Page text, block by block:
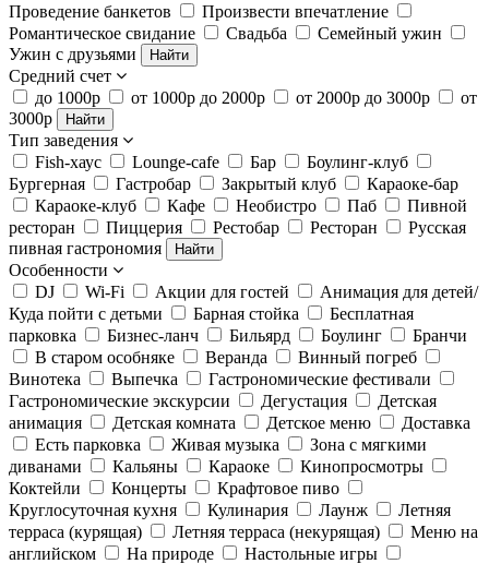
Проведение банкетов
Произвести впечатление
Романтическое свидание
Свадьба
Семейный ужин
Ужин с друзьями
Найти
Средний счет
до 1000р
от 1000р до 2000р от 2000р до 3000р
от
3000р
Найти
Тип заведения
Fish-хаус
Lounge-cafe Бар
Боулинг-клуб
Бургерная
Гастробар Закрытый клуб
Караоке-бар
Караоке-клуб
Кафе Необистро Паб
Пивной
ресторан
Пиццерия Рестобар Ресторан
Русская
пивная гастрономия
Найти
Особенности
DJ
Wi-Fi Акции для гостей
Анимация для детей/
Куда пойти с детьми
Барная стойка
Бесплатная
парковка
Бизнес-ланч Бильярд Боулинг
Бранчи
В старом особняке
Веранда
Винный погреб
Винотека
Выпечка
Гастрономические фестивали
Гастрономические экскурсии
Дегустация
Детская
анимация
Детская комната Детское меню
Доставка
Есть парковка
Живая музыка
Зона с мягкими
диванами
Кальяны Караоке
Кинопросмотры
Коктейли
Концерты
Крафтовое пиво
Круглосуточная кухня
Кулинария Лаунж
Летняя
терраса (курящая)
Летняя терраса (некурящая)
Меню на
английском
На природе
Настольные игры